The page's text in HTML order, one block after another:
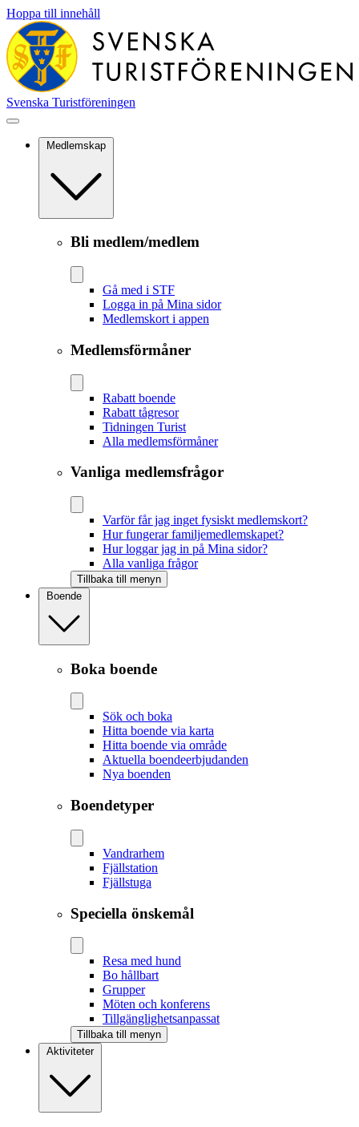
Hoppa till innehåll
Svenska Turistföreningen
Medlemskap
Bli medlem/medlem
Gå med i STF
Logga in på Mina sidor
Medlemskort i appen
Medlemsförmåner
Rabatt boende
Rabatt tågresor
Tidningen Turist
Alla medlemsförmåner
Vanliga medlemsfrågor
Varför får jag inget fysiskt medlemskort?
Hur fungerar familjemedlemskapet?
Hur loggar jag in på Mina sidor?
Alla vanliga frågor
Tillbaka till menyn
Boende
Boka boende
Sök och boka
Hitta boende via karta
Hitta boende via område
Aktuella boendeerbjudanden
Nya boenden
Boendetyper
Vandrarhem
Fjällstation
Fjällstuga
Speciella önskemål
Resa med hund
Bo hållbart
Grupper
Möten och konferens
Tillgänglighetsanpassat
Tillbaka till menyn
Aktiviteter